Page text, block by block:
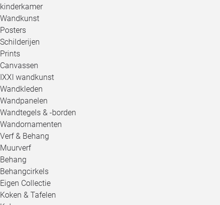
kinderkamer
Wandkunst
Posters
Schilderijen
Prints
Canvassen
IXXI wandkunst
Wandkleden
Wandpanelen
Wandtegels & -borden
Wandornamenten
Verf & Behang
Muurverf
Behang
Behangcirkels
Eigen Collectie
Koken & Tafelen